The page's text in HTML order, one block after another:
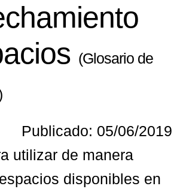
(Glosario de
Publicado: 05/06/2019
utilizar de manera
disponibles en